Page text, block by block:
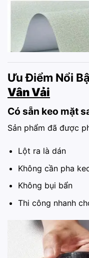
Ưu Điểm Nổi
Vân Vải
Có sẵn keo mặt
Sản phẩm đã được
Lột ra là dán
Không cần pha
Không bụi bẩn
Thi công nhanh